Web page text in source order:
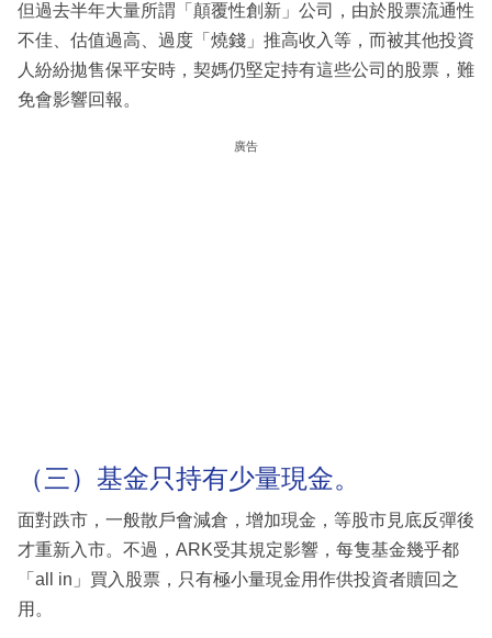
但過去半年大量所謂「顛覆性創新」公司，由於股票流通性
不佳、估值過高、過度「燒錢」推高收入等，而被其他投資
人紛紛拋售保平安時，契媽仍堅定持有這些公司的股票，難
免會影響回報。
廣告
（三）基金只持有少量現金。
面對跌市，一般散戶會減倉，增加現金，等股市見底反彈後
才重新入市。不過，ARK受其規定影響，每隻基金幾乎都
「all in」買入股票，只有極小量現金用作供投資者贖回之
用。